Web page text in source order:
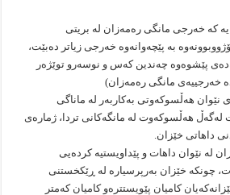
كە خەرجی مانگی رەمەزان لە بریتی
بە پێچەوانەوە خەرجی زیاتر دەبێت،
پێشوەوە چەندین كەس و نوسەرو توێژەر
خەرجییەی مانگی رەمەزان)
نێوان هەڵسوكەوتی بەكاربەر لە ماناگی
لەگەڵ هەڵسوكەوت لە مانگەكانی تردا، ژمارەی
داهاتی خێزان.
لە نێوان داهات و پێداویستیە كردەیی
چونكە خێزان بەرپرسیارە لە ڕێكخستنی
كامیان پێویستترەو كامیان كەمتر